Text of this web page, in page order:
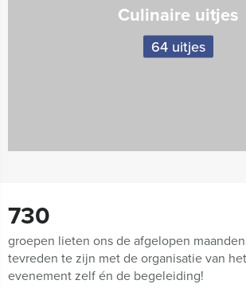
Culinaire uitjes
64 uitjes
730
groepen lieten ons de afgelopen
tevreden te zijn met de organisatie van
evenement zelf én de begeleiding!